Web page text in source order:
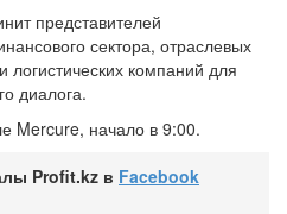
представителей
сектора, отраслевых
логистических компаний для
диалога.
Mercure, начало в 9:00.
Profit.kz в Facebook